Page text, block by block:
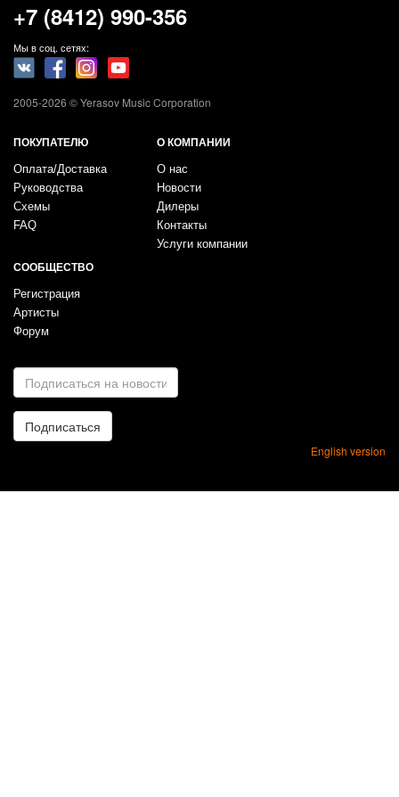
+7 (8412) 990-356
Мы в соц. сетях:
2005-2026 © Yerasov Music Corporation
ПОКУПАТЕЛЮ
Оплата/Доставка
Руководства
Схемы
FAQ
О КОМПАНИИ
О нас
Новости
Дилеры
Контакты
Услуги компании
СООБЩЕСТВО
Регистрация
Артисты
Форум
E-
mail
*
Подписаться
English version